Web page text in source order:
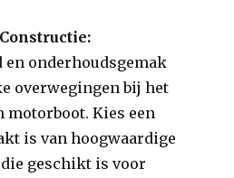
en onderhoudsgemak
overwegingen bij het
motorboot. Kies een
is van hoogwaardige
geschikt is voor